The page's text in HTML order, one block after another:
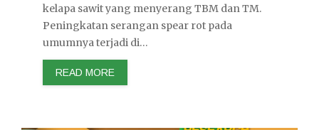
kelapa sawit yang menyerang TBM dan TM.
Peningkatan serangan spear rot pada
umumnya terjadi di…
READ MORE